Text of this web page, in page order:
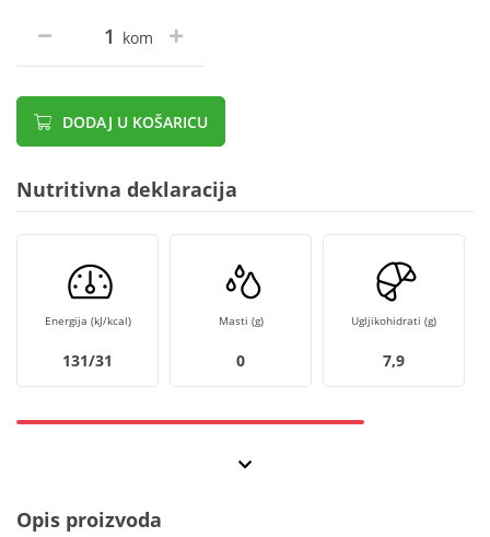
kom
DODAJ U KOŠARICU
Nutritivna deklaracija
Energija (kJ/kcal)
131/31
Masti (g)
0
Ugljikohidrati (g)
7,9
Opis proizvoda